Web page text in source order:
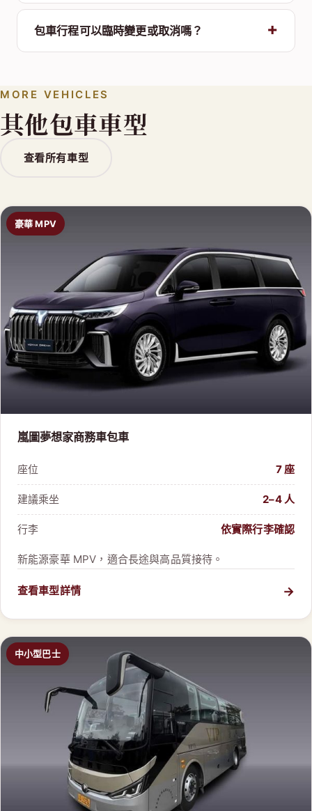
包車行程可以臨時變更或取消嗎？
MORE VEHICLES
其他包車車型
查看所有車型
豪華 MPV
嵐圖夢想家商務車包車
座位 7 座
建議乘坐 2–4 人
行李 依實際行李確認
新能源豪華 MPV，適合長途與高品質接待。
查看車型詳情 →
中小型巴士